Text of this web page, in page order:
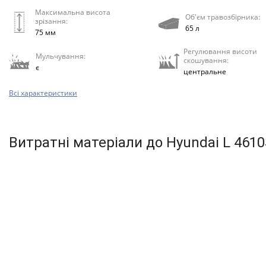
Максимальна висота
зрізання:
75 мм
Об'єм травозбірника:
65 л
Мульчування:
є
Регулювання висоти
скошування:
центральне
Всі характеристики
Витратні матеріали до Hyundai L